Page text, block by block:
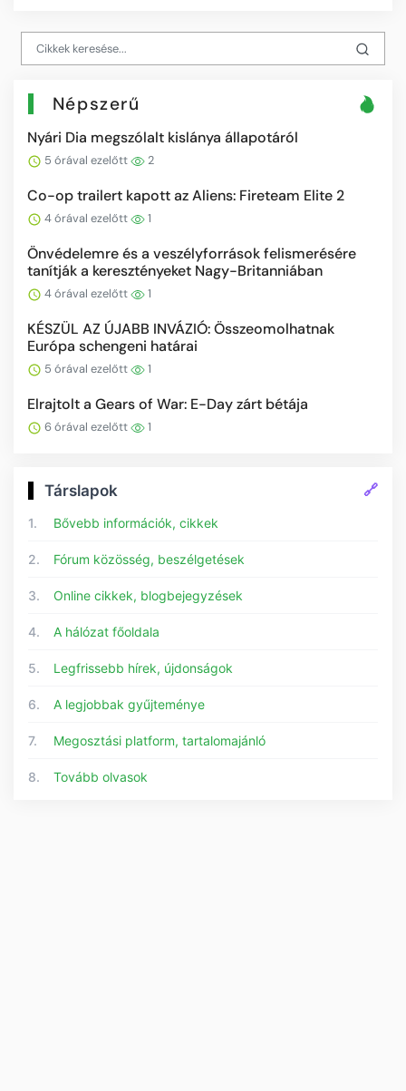
Népszerű
Nyári Dia megszólalt kislánya állapotáról
5 órával ezelőtt 2
Co-op trailert kapott az Aliens: Fireteam Elite 2
4 órával ezelőtt 1
Önvédelemre és a veszélyforrások felismerésére
tanítják a keresztényeket Nagy-Britanniában
4 órával ezelőtt 1
KÉSZÜL AZ ÚJABB INVÁZIÓ: Összeomolhatnak
Európa schengeni határai
5 órával ezelőtt 1
Elrajtolt a Gears of War: E-Day zárt bétája
6 órával ezelőtt 1
Társlapok 🔗
1. Bővebb információk, cikkek
2. Fórum közösség, beszélgetések
3. Online cikkek, blogbejegyzések
4. A hálózat főoldala
5. Legfrissebb hírek, újdonságok
6. A legjobbak gyűjteménye
7. Megosztási platform, tartalomajánló
8. Tovább olvasok